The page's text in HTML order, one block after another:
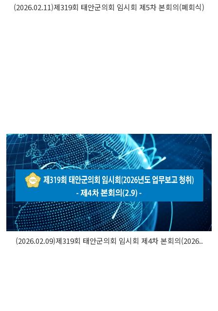
(2026.02.11)제319회 태안군의회 임시회 제5차 본회의(폐회식)
(2026.02.09)제319회 태안군의회 임시회 제4차 본회의(2026..